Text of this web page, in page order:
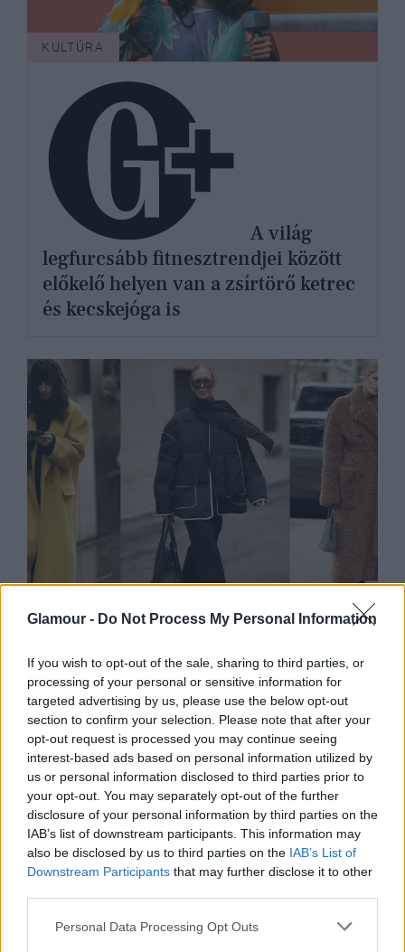
Glamour - Do Not Process My Personal Information
If you wish to opt-out of the sale, sharing to third parties, or
processing of your personal or sensitive information for
targeted advertising by us, please use the below opt-out
section to confirm your selection. Please note that after your
opt-out request is processed you may continue seeing
interest-based ads based on personal information utilized by
us or personal information disclosed to third parties prior to
your opt-out. You may separately opt-out of the further
disclosure of your personal information by third parties on the
IAB’s list of downstream participants. This information may
also be disclosed by us to third parties on the IAB’s List of
Downstream Participants that may further disclose it to other
Please note that this website/app uses one or more Google
Personal Data Processing Opt Outs
KULTÚRA
legfurcsább fitnesztrendjei között
előkelő helyen van a zsírtörő ketrec
és kecskejóga is
mégis elképesztően sikkes